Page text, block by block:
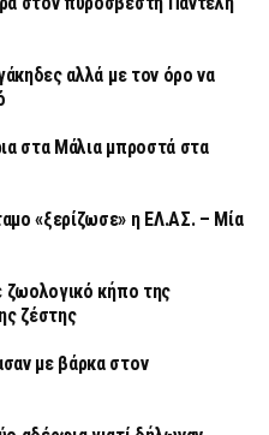
αλλά με τον όρο να
στα Μάλια μπροστά στα
«ξερίζωσε» η ΕΛ.ΑΣ. – Μία
ζωολογικό κήπο της
ζέστης
με βάρκα στον